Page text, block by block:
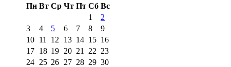
Пн Вт Ср Чт Пт Сб Вс
1
2
3
4 5 6 7 8
9
10 11 12 13 14 15 16
17 18 19 20 21 22 23
24 25 26 27 28 29 30